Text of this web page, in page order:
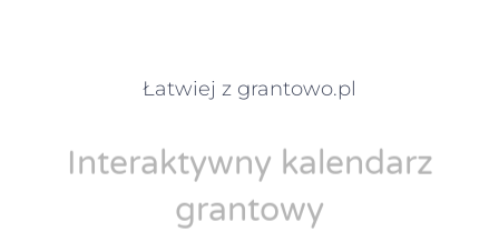
Łatwiej z grantowo.pl
Interaktywny kalendarz
grantowy